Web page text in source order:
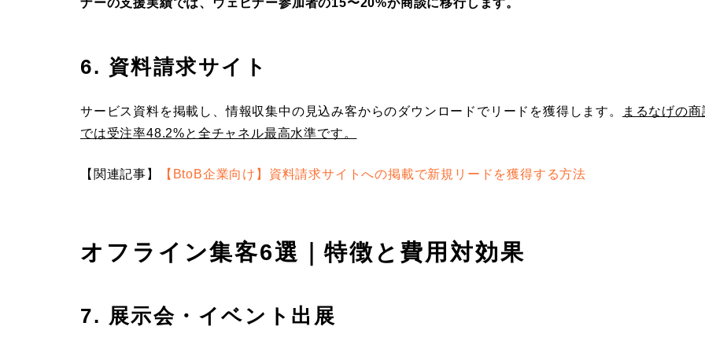
6. 資料請求サイト
サービス資料を掲載し、情報収集中の見込み客からのダウンロードでリードを獲得します。
まるなげの
では受注率48.2%と全チャネル最高水準です。
【関連記事】 【BtoB企業向け】資料請求サイトへの掲載で新規リードを獲得する方法
オフライン集客6選｜特徴と費用対効果
7. 展示会・イベント出展